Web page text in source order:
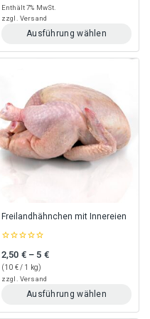
of
Enthält 7% MwSt.
zzgl. Versand
Ausführung wählen
Dieses
mehrere
Varianten
auf.
Die
Optionen
können
auf
gewählt
Freilandhähnchen mit Innereien
out
of
5
2,50 € – 5 €Preisspanne: 2,50 € bis 5 €
(10 €/ 1 kg)
zzgl. Versand
Ausführung wählen
Dieses